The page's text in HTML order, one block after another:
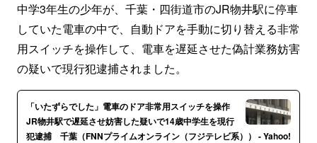
中学3年生の少年が、千葉・四街道市のJR物井駅に停車
していた電車の中で、自動ドアを手動に切り替える非常
用スイッチを操作して、電車を遅延させた偽計業務妨害
の疑いで現行犯逮捕されました。
「いたずらでした」電車のドア非常用スイッチを操作
JR物井駅で遅延させ妨害した疑いで14歳中学生を現行
犯逮捕 千葉（FNNプライムオンライン（フジテレビ系）） - Yahoo!